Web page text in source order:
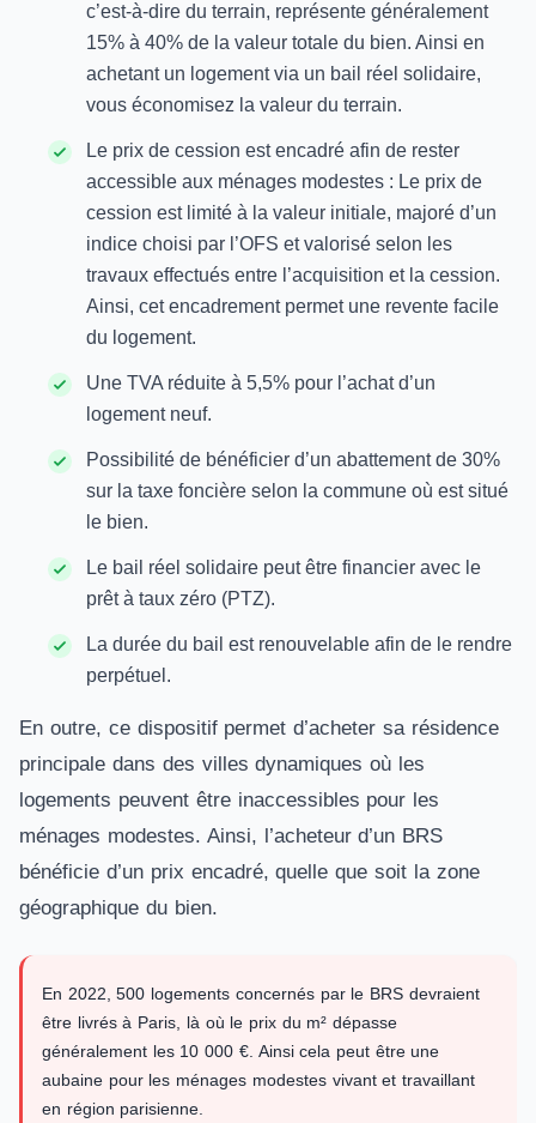
c’est-à-dire du terrain, représente généralement
15% à 40% de la valeur totale du bien. Ainsi en
achetant un logement via un bail réel solidaire,
vous économisez la valeur du terrain.
Le prix de cession est encadré afin de rester
accessible aux ménages modestes : Le prix de
cession est limité à la valeur initiale, majoré d’un
indice choisi par l’OFS et valorisé selon les
travaux effectués entre l’acquisition et la cession.
Ainsi, cet encadrement permet une revente facile
du logement.
Une TVA réduite à 5,5% pour l’achat d’un
logement neuf.
Possibilité de bénéficier d’un abattement de 30%
sur la taxe foncière selon la commune où est situé
le bien.
Le bail réel solidaire peut être financier avec le
prêt à taux zéro (PTZ).
La durée du bail est renouvelable afin de le rendre
perpétuel.
En outre, ce dispositif permet d’acheter sa résidence
principale dans des villes dynamiques où les
logements peuvent être inaccessibles pour les
ménages modestes. Ainsi, l’acheteur d’un BRS
bénéficie d’un prix encadré, quelle que soit la zone
géographique du bien.
En 2022, 500 logements concernés par le BRS devraient
être livrés à Paris, là où le prix du m² dépasse
généralement les 10 000 €. Ainsi cela peut être une
aubaine pour les ménages modestes vivant et travaillant
en région parisienne.